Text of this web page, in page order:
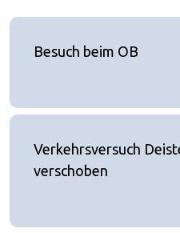
Besuch beim OB
Verkehrsversuch
verschoben